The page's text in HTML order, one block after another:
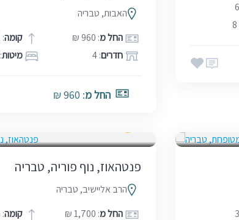
האבות, טבריה
החל מ: 960 ₪ קומה: 1
חדרים: 4 מיטות: 8
החל מ: 960 ₪
בין הזמנים
פנטהאוז, נוף פוריה, טבריה
הרב אליישיב, טבריה
החל מ: 1,700 ₪ קומה: 5